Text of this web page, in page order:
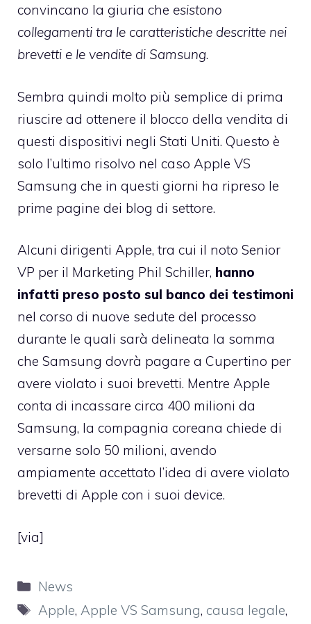
convincano la giuria che esistono
collegamenti tra le caratteristiche descritte nei
brevetti e le vendite di Samsung.
Sembra quindi molto più semplice di prima
riuscire ad ottenere il blocco della vendita di
questi dispositivi negli Stati Uniti. Questo è
solo l’ultimo risolvo nel caso Apple VS
Samsung che in questi giorni ha ripreso le
prime pagine dei blog di settore.
Alcuni dirigenti Apple, tra cui il noto Senior
VP per il Marketing Phil Schiller, hanno
infatti preso posto sul banco dei testimoni
nel corso di nuove sedute del processo
durante le quali sarà delineata la somma
che Samsung dovrà pagare a Cupertino per
avere violato i suoi brevetti. Mentre Apple
conta di incassare circa 400 milioni da
Samsung, la compagnia coreana chiede di
versarne solo 50 milioni, avendo
ampiamente accettato l’idea di avere violato
brevetti di Apple con i suoi device.
[via]
Categorie
News
Tag
Apple, Apple VS Samsung, causa legale,